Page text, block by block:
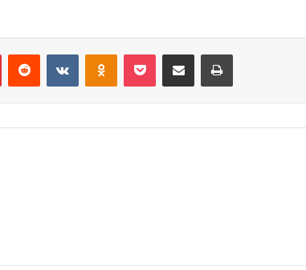
PinterestReddit VK OK Pocket Compartilhar via e-mail Imprimir